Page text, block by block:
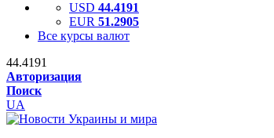
USD 44.4191
EUR 51.2905
Все курсы валют
44.4191
Авторизация
Поиск
UA